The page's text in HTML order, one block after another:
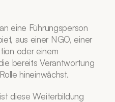
eine Führungsperson
aus einer NGO, einer
oder einem
bereits Verantwortung
hineinwächst.
diese Weiterbildung